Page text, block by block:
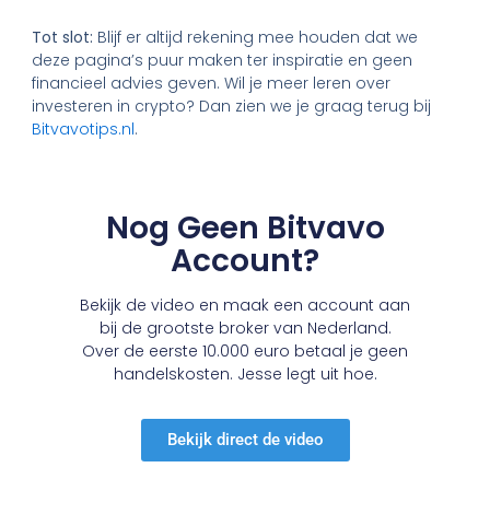
Tot slot: Blijf er altijd rekening mee houden dat we
deze pagina’s puur maken ter inspiratie en geen
financieel advies geven. Wil je meer leren over
investeren in crypto? Dan zien we je graag terug bij
Bitvavotips.nl.
Nog Geen Bitvavo
Account?
Bekijk de video en maak een account aan
bij de grootste broker van Nederland.
Over de eerste 10.000 euro betaal je geen
handelskosten. Jesse legt uit hoe.
Bekijk direct de video